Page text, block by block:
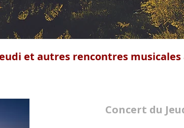
et autres rencontres
Concert du